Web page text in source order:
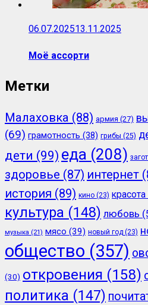
06.07.202513.11.2025
Моё ассорти
Метки
Малаховка (88) армия (27)
(69) грамотность (38) грибы (25)
дети (99) еда (208)
здоровье (87) интернет
история (89) кино (23) красота
культура (148) любовь
музыка (21) мясо (39) новый год (23)
общество (357)
(30) откровения (158)
политика (147)